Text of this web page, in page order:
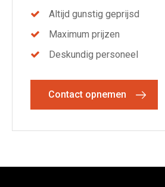
Altijd gunstig geprijsd
Maximum prijzen
Deskundig personeel
Contact opnemen